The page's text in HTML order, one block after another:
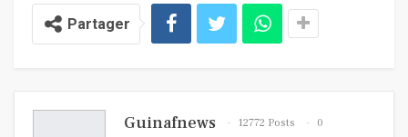
Partager
Guinafnews 12772 Posts
0